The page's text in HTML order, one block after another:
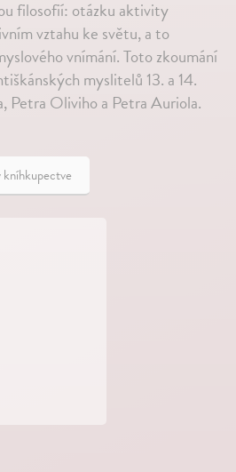
filosofií: otázku aktivity
vztahu ke světu, a to
vnímání. Toto zkoumání
myslitelů 13. a 14.
Petra Oliviho a Petra Auriola.
kníhkupectve